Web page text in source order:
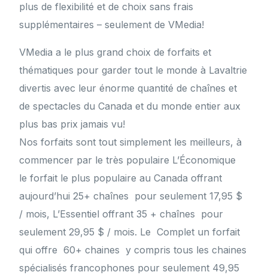
plus de flexibilité et de choix sans frais
supplémentaires – seulement de VMedia!
VMedia a le plus grand choix de forfaits et
thématiques pour garder tout le monde à Lavaltrie
divertis avec leur énorme quantité de chaînes et
de spectacles du Canada et du monde entier aux
plus bas prix jamais vu!
Nos forfaits sont tout simplement les meilleurs, à
commencer par le très populaire L’Économique
le forfait le plus populaire au Canada offrant
aujourd’hui 25+ chaînes pour seulement 17,95 $
/ mois, L’Essentiel offrant 35 + chaînes pour
seulement 29,95 $ / mois. Le Complet un forfait
qui offre 60+ chaines y compris tous les chaines
spécialisés francophones pour seulement 49,95